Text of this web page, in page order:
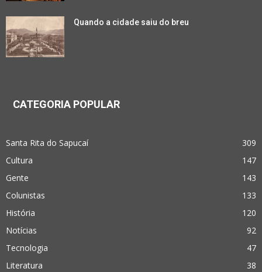
Quando a cidade saiu do breu
CATEGORIA POPULAR
Santa Rita do Sapucaí
309
Cultura
147
Gente
143
Colunistas
133
História
120
Notícias
92
Tecnologia
47
Literatura
38